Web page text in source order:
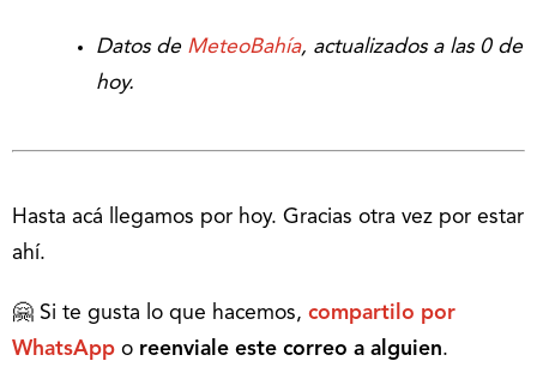
Datos deMeteoBahía, actualizados a las 0 de
hoy.
Hasta acá llegamos por hoy. Gracias otra vez por estar
ahí.
🤗 Si te gusta lo que hacemos, compartilo por
WhatsApp o reenviale este correo a alguien.